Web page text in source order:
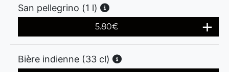
San pellegrino (1 l)
5.80€
Bière indienne (33 cl)